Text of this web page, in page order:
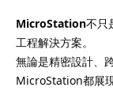
MicroStation不只
工程解決方案。
無論是精密設計、
MicroStation都展